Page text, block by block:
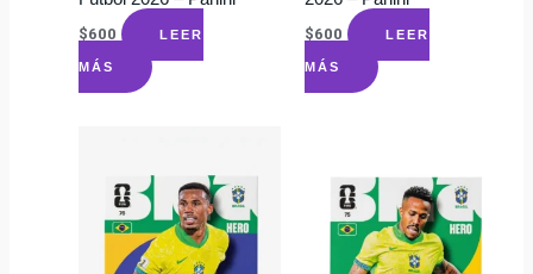
$600 LEER
MÁS
$600 LEER
MÁS